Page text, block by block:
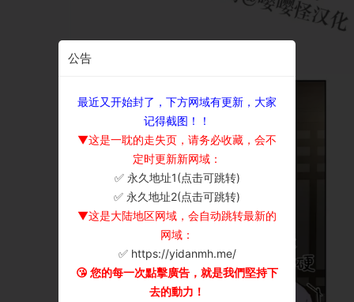
公告
最近又开始封了，下方网域有更新，大家
记得截图！！
▼这是一耽的走失页，请务必收藏，会不
定时更新新网域：
✅ 永久地址1(点击可跳转)
✅ 永久地址2(点击可跳转)
▼这是大陆地区网域，会自动跳转最新的
网域：
✅ https://yidanmh.me/
😘 您的每一次點擊廣告，就是我們堅持下
去的動力！